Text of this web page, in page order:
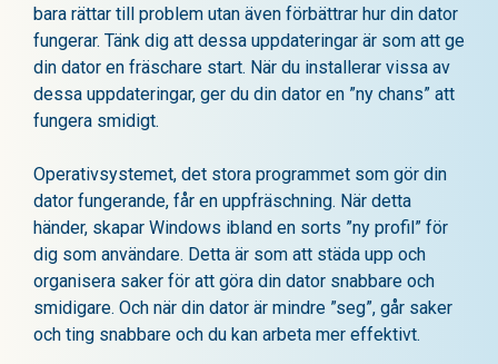
bara rättar till problem utan även förbättrar hur din dator
fungerar. Tänk dig att dessa uppdateringar är som att ge
din dator en fräschare start. När du installerar vissa av
dessa uppdateringar, ger du din dator en ”ny chans” att
fungera smidigt.
Operativsystemet, det stora programmet som gör din
dator fungerande, får en uppfräschning. När detta
händer, skapar Windows ibland en sorts ”ny profil” för
dig som användare. Detta är som att städa upp och
organisera saker för att göra din dator snabbare och
smidigare. Och när din dator är mindre ”seg”, går saker
och ting snabbare och du kan arbeta mer effektivt.